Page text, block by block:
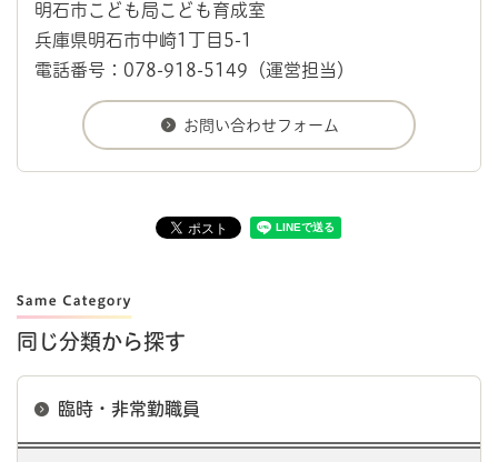
明石市こども局こども育成室
兵庫県明石市中崎1丁目5-1
電話番号：078-918-5149（運営担当）
同じ分類から探す
臨時・非常勤職員